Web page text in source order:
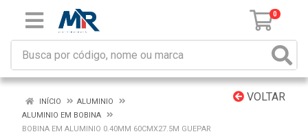
0
VOLTAR
INÍCIO
ALUMINIO
ALUMINIO EM BOBINA
BOBINA EM ALUMINIO 0.40MM 60CMX27.5M GUEPAR